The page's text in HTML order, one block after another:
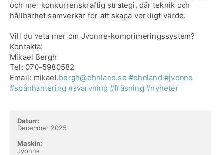
och mer konkurrenskraftig strategi, där teknik och
hållbarhet samverkar för att skapa verkligt värde.
Vill du veta mer om Jvonne-komprimeringssystem?
Kontakta:
Mikael Bergh
Tel: 070-5980582
Email: mikael.bergh@ehnland.se #ehnland #jvonne
#spånhantering #svarvning #fräsning #nyheter
Datum:
December 2025
Maskin:
Jvonne